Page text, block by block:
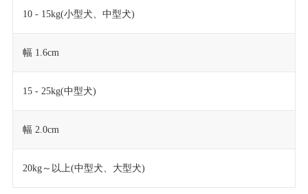
10 - 15kg(小型犬、中型犬)
幅 1.6cm
15 - 25kg(中型犬)
幅 2.0cm
20kg～以上(中型犬、大型犬)